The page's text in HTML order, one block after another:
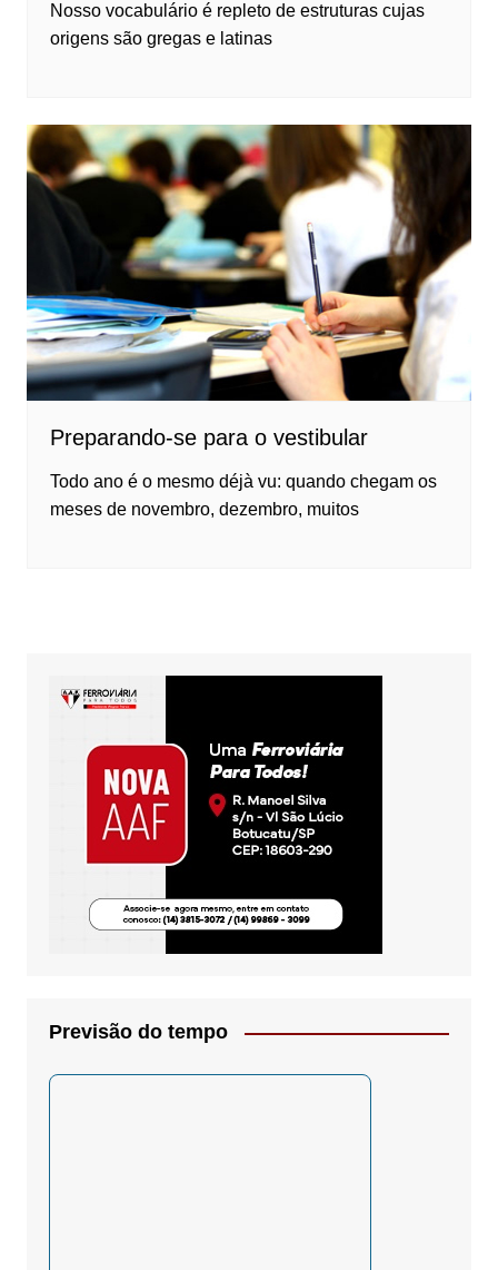
Nosso vocabulário é repleto de estruturas cujas
origens são gregas e latinas
Preparando-se para o vestibular
Todo ano é o mesmo déjà vu: quando chegam os
meses de novembro, dezembro, muitos
Previsão do tempo